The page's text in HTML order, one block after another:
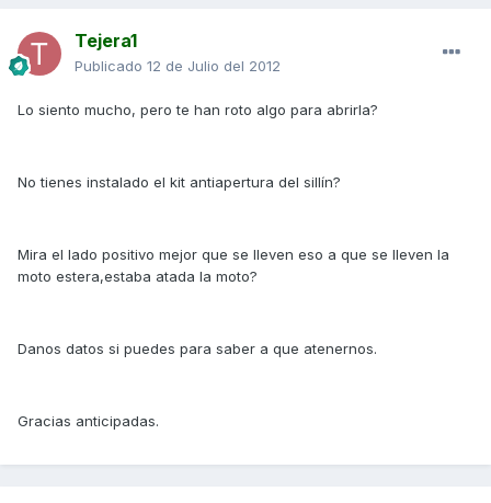
Tejera1
Publicado 12 de Julio del 2012
Lo siento mucho, pero te han roto algo para abrirla?
No tienes instalado el kit antiapertura del sillín?
Mira el lado positivo mejor que se lleven eso a que se lleven la
moto estera,estaba atada la moto?
Danos datos si puedes para saber a que atenernos.
Gracias anticipadas.